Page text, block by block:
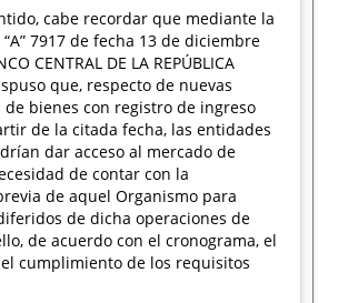
cabe recordar que mediante la
7917 de fecha 13 de diciembre
CENTRAL DE LA REPÚBLICA
que, respecto de nuevas
bienes con registro de ingreso
de la citada fecha, las entidades
dar acceso al mercado de
de contar con la
de aquel Organismo para
de dicha operaciones de
de acuerdo con el cronograma, el
cumplimiento de los requisitos